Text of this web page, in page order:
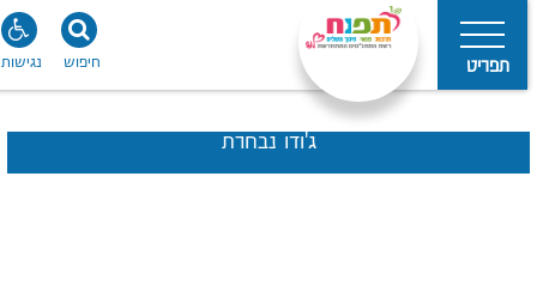
תפריט נגישות חיפוש
ג'ודו נבחרת